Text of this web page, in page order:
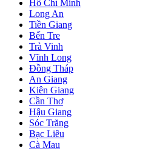
Hồ Chí Minh
Long An
Tiền Giang
Bến Tre
Trà Vinh
Vĩnh Long
Đồng Tháp
An Giang
Kiên Giang
Cần Thơ
Hậu Giang
Sóc Trăng
Bạc Liêu
Cà Mau